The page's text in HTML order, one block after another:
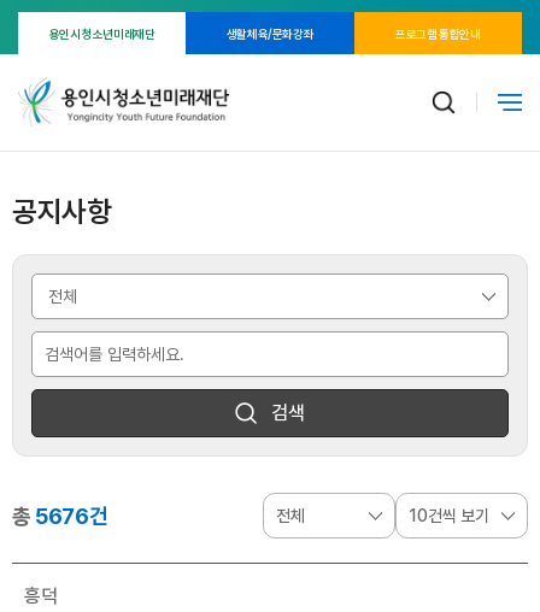
용인시 청소년미래재단 생활체육/문화강좌 프로그램 통합안내
공지사항
검색
총 5676건
흥덕